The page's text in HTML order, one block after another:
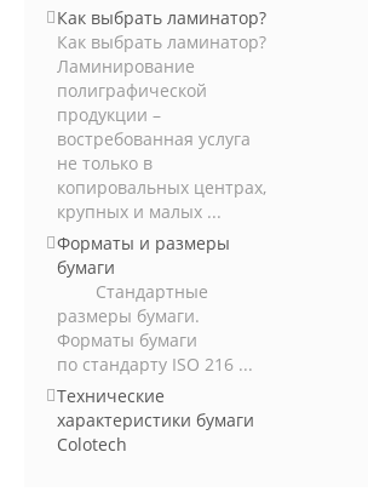
Как выбрать ламинатор?
Как выбрать ламинатор?
Ламинирование
полиграфической
продукции –
востребованная услуга
не только в
копировальных центрах,
крупных и малых ...
Форматы и размеры
бумаги
Стандартные
размеры бумаги.
Форматы бумаги
по стандарту ISO 216 ...
Технические
характеристики бумаги
Colotech